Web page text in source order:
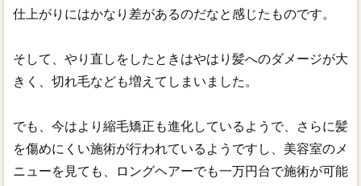
仕上がりにはかなり差があるのだなと感じたものです。
そして、やり直しをしたときはやはり髪へのダメージが大
きく、切れ毛なども増えてしまいました。
でも、今はより縮毛矯正も進化しているようで、さらに髪
を傷めにくい施術が行われているようですし、美容室のメ
ニューを見ても、ロングヘアーでも一万円台で施術が可能